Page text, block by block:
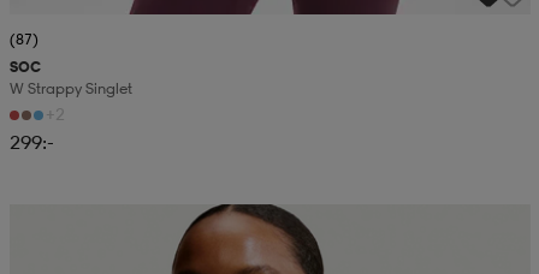
(87)
SOC
W Strappy Singlet
+2
299:-